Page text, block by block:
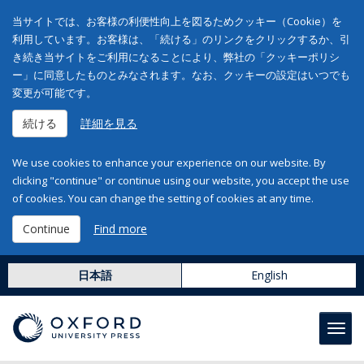
当サイトでは、お客様の利便性向上を図るためクッキー（Cookie）を
利用しています。お客様は、「続ける」のリンクをクリックするか、引
き続き当サイトをご利用になることにより、弊社の「クッキーポリシ
ー」に同意したものとみなされます。なお、クッキーの設定はいつでも
変更が可能です。
続ける 詳細を見る
We use cookies to enhance your experience on our website. By
clicking "continue" or continue using our website, you accept the use
of cookies. You can change the setting of cookies at any time.
Continue Find more
日本語 English